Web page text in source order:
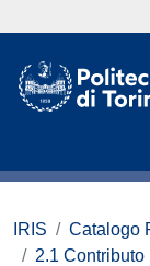
IRIS Catalogo
2.1